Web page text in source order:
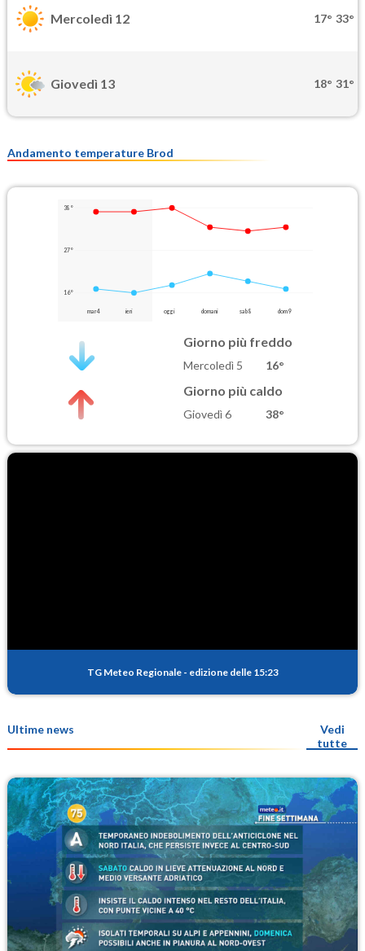
Mercoledì 12 17° 33°
Giovedì 13 18° 31°
Andamento temperature Brod
38°
27°
16°
mar 4 ieri oggi domani sab 8 dom 9
Giorno più freddo
Mercoledì 5 16°
Giorno più caldo
Giovedì 6 38°
TG Meteo Regionale - edizione delle 15:23
Ultime news
Vedi
tutte